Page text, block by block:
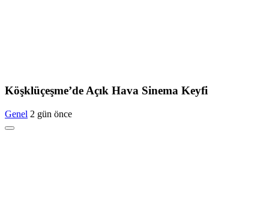
Köşklüçeşme’de Açık Hava Sinema Keyfi
Genel 2 gün önce